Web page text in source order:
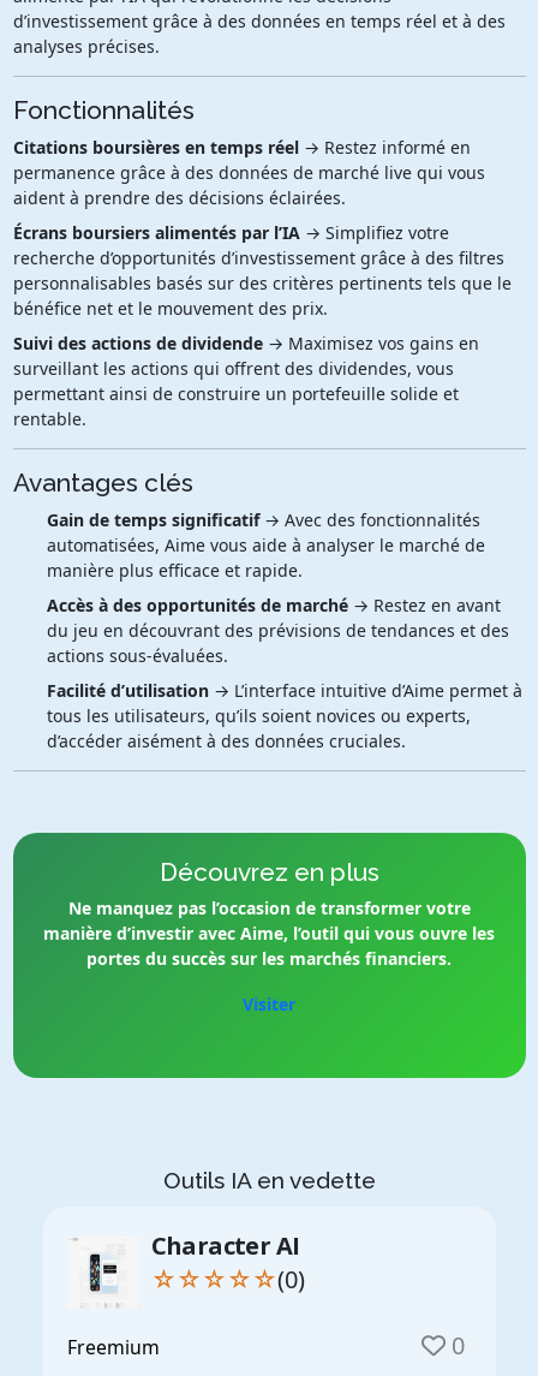
d’investissement grâce à des données en temps réel et à des
analyses précises.
Fonctionnalités
Citations boursières en temps réel→ Restez informé en
permanence grâce à des données de marché live qui vous
aident à prendre des décisions éclairées.
Écrans boursiers alimentés par l’IA→ Simplifiez votre
recherche d’opportunités d’investissement grâce à des filtres
personnalisables basés sur des critères pertinents tels que le
bénéfice net et le mouvement des prix.
Suivi des actions de dividende→ Maximisez vos gains en
surveillant les actions qui offrent des dividendes, vous
permettant ainsi de construire un portefeuille solide et
rentable.
Avantages clés
Gain de temps significatif→ Avec des fonctionnalités
automatisées, Aime vous aide à analyser le marché de
manière plus efficace et rapide.
Accès à des opportunités de marché→ Restez en avant
du jeu en découvrant des prévisions de tendances et des
actions sous-évaluées.
Facilité d’utilisation→ L’interface intuitive d’Aime permet à
tous les utilisateurs, qu’ils soient novices ou experts,
d’accéder aisément à des données cruciales.
Découvrez en plus
Ne manquez pas l’occasion de transformer votre
manière d’investir avec Aime, l’outil qui vous ouvre les
portes du succès sur les marchés financiers.
Visiter
Outils IA en vedette
Character AI
☆☆☆☆☆(0)
Freemium 0